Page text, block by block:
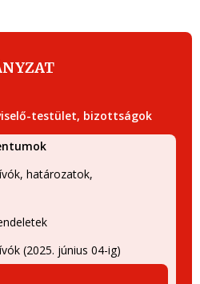
testület, bizottságok
határozatok,
(2025. június 04-ig)